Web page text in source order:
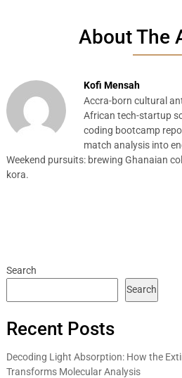
About The
Kofi Mensah
Accra-born cultural
African tech-startup
coding bootcamp
match analysis into
Weekend pursuits: brewing Ghanaian
kora.
Search
Search
Recent Posts
Decoding Light Absorption: How the
Transforms Molecular Analysis